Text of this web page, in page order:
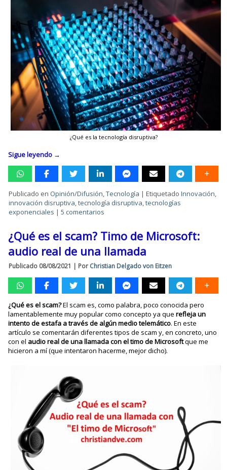
¿Qué es la tecnología disruptiva?
Sigue leyendo →
Publicado en Opinión/Difusión,Tecnología |Etiquetado Innovación,
innovación disruptiva,tecnología disruptiva,tecnologías
exponenciales |5 comentarios
¿Qué es el scam? Timo de Microsoft:
audio real de una llamada
Publicado 08/08/2021 | Por Christian Delgado von Eitzen
¿Qué es el scam?El scam es, como palabra, poco conocida pero
lamentablemente muy popular como concepto ya querefleja un
intento de estafa a través de algún medio telemático. En este
artículo se comentarán diferentes tipos de scam y, en concreto, uno
con el audio real de una llamada con el timo de Microsoftque me
hicieron a mí (que intentaron hacerme, mejor dicho).